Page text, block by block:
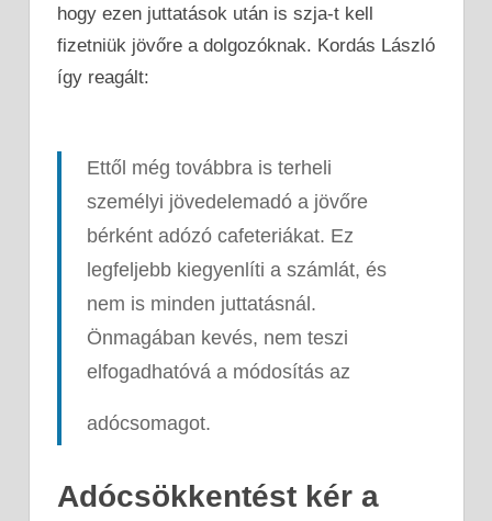
hogy ezen juttatások után is szja-t kell
fizetniük jövőre a dolgozóknak. Kordás László
így reagált:
Ettől még továbbra is terheli
személyi jövedelemadó a jövőre
bérként adózó cafeteriákat. Ez
legfeljebb kiegyenlíti a számlát, és
nem is minden juttatásnál.
Önmagában kevés, nem teszi
elfogadhatóvá a módosítás az
adócsomagot.
Adócsökkentést kér a